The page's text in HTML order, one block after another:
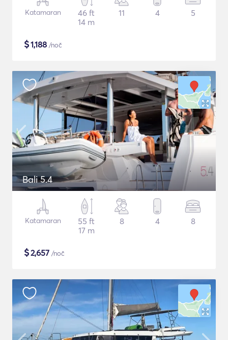
Katamaran
46 ft
14 m
11 4 5
$1,188 /noč
Bali 5.4
Katamaran
55 ft
17 m
8 4 8
$2,657 /noč